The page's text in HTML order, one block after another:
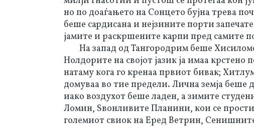
но по доаѓањето на Сонцето бујна трева
беше сардисана и нејзините порти
јамите и раскршените карпи пред самите
На запад од Тангородрим беше
Нолдорите на својот јазик ја имаа
натаму кога го кренаа првиот бивак;
домуваа во тие предели. Лична земја беше
иако воздухот беше ладен, а зимите
Ломин, Ѕвонливите Планини, кои се
големиот свиок на Еред Ветрин,